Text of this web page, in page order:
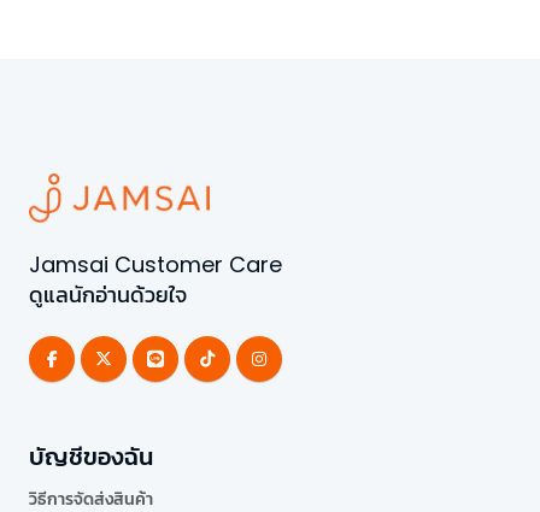
Jamsai Customer Care
ดูแลนักอ่านด้วยใจ
บัญชีของฉัน
วิธีการจัดส่งสินค้า